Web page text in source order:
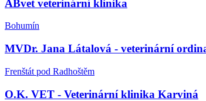
ABvet veterinární klinika
Bohumín
MVDr. Jana Látalová - veterinární
Frenštát pod Radhoštěm
O.K. VET - Veterinární klinika Karviná